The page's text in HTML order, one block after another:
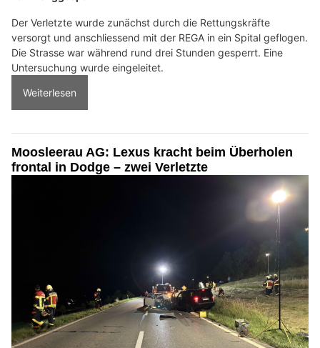
Der Verletzte wurde zunächst durch die Rettungskräfte
versorgt und anschliessend mit der REGA in ein Spital geflogen.
Die Strasse war während rund drei Stunden gesperrt. Eine
Untersuchung wurde eingeleitet.
Weiterlesen
Moosleerau AG: Lexus kracht beim Überholen
frontal in Dodge – zwei Verletzte